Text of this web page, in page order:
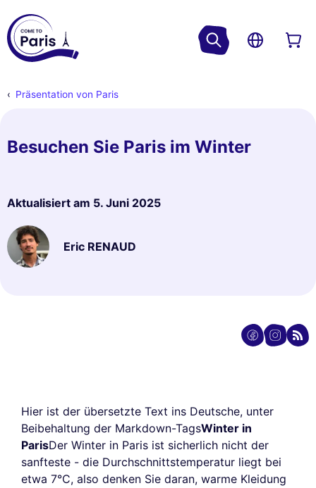
Präsentation von Paris
Besuchen Sie Paris im Winter
Aktualisiert am 5. Juni 2025
Eric RENAUD
Hier ist der übersetzte Text ins Deutsche, unter
Beibehaltung der Markdown-TagsWinter in
ParisDer Winter in Paris ist sicherlich nicht der
sanfteste - die Durchschnittstemperatur liegt bei
etwa 7°C, also denken Sie daran, warme Kleidung